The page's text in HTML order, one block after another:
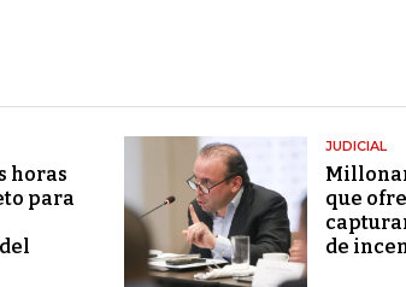
horas
para
JUDICIAL
que
de